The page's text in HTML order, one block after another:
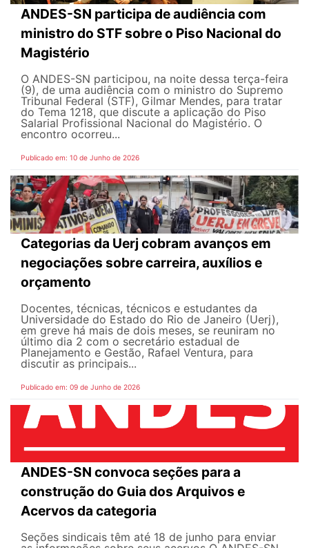
ANDES-SN participa de audiência com
ministro do STF sobre o Piso Nacional do
Magistério
O ANDES-SN participou, na noite dessa terça-feira
(9), de uma audiência com o ministro do Supremo
Tribunal Federal (STF), Gilmar Mendes, para tratar
do Tema 1218, que discute a aplicação do Piso
Salarial Profissional Nacional do Magistério. O
encontro ocorreu...
Publicado em: 10 de Junho de 2026
Categorias da Uerj cobram avanços em
negociações sobre carreira, auxílios e
orçamento
Docentes, técnicas, técnicos e estudantes da
Universidade do Estado do Rio de Janeiro (Uerj),
em greve há mais de dois meses, se reuniram no
último dia 2 com o secretário estadual de
Planejamento e Gestão, Rafael Ventura, para
discutir as principais...
Publicado em: 09 de Junho de 2026
ANDES-SN convoca seções para a
construção do Guia dos Arquivos e
Acervos da categoria
Seções sindicais têm até 18 de junho para enviar